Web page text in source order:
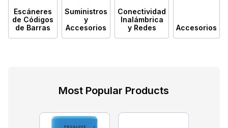
Escáneres
de Códigos
de Barras
Suministros
y
Accesorios
Conectividad
Inalámbrica
y Redes
Accesorios
Most Popular Products